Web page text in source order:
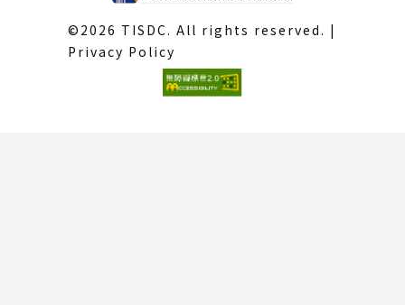
©2026 TISDC. All rights reserved. |
Privacy Policy
(外
部